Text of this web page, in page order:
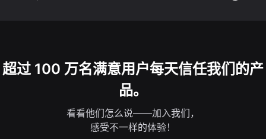
超过 100 万名满意用户每天信任我们的产
品。
看看他们怎么说——加入我们，
感受不一样的体验！